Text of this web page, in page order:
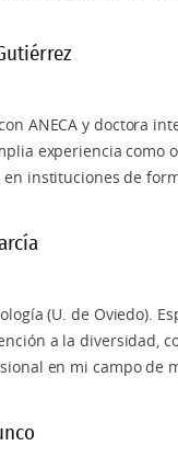
de la Biología y
de las Artes
Educativa
y Dirección de
Educativa
ANECA y doctora
experiencia como
instituciones de
(U. de Oviedo).
a la diversidad,
en mi campo de